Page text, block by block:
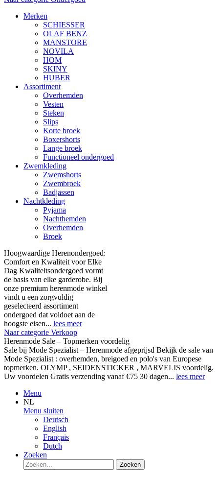
Merken
SCHIESSER
OLAF BENZ
MANSTORE
NOVILA
HOM
SKINY
HUBER
Assortiment
Overhemden
Vesten
Steken
Slips
Korte broek
Boxershorts
Lange broek
Functioneel ondergoed
Zwemkleding
Zwemshorts
Zwembroek
Badjassen
Nachtkleding
Pyjama
Nachthemden
Overhemden
Broek
Hoogwaardige Herenondergoed:
Comfort en Kwaliteit voor Elke
Dag Kwaliteitsondergoed vormt
de basis van elke garderobe. Bij
onze premium herenmode winkel
vindt u een zorgvuldig
geselecteerd assortiment
ondergoed dat voldoet aan de
hoogste eisen... lees meer
Naar categorie Verkoop
Herenmode Sale – Topmerken voordelig
Sale bij Mode Spezialist – Herenmode afgeprijsd Bekijk de sale van
Mode Spezialist : overhemden, breigoed en polo's van Europese
topmerken. OLYMP , SEIDENSTICKER , MARVELIS voordelig.
Uw voordelen Gratis verzending vanaf €75 30 dagen... lees meer
Menu
NL
Menu sluiten
Deutsch
English
Français
Dutch
Zoeken
Zoeken